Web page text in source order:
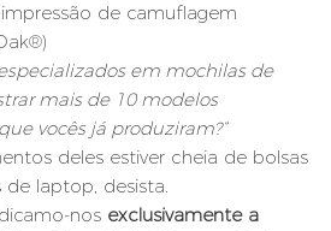
de camuflagem
especializados em mochilas de
mais de 10 modelos
vocês já produziram?”
deles estiver cheia de bolsas
laptop, desista.
nos exclusivamente a